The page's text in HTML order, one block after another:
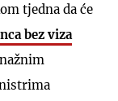
tjedna da će
bez viza